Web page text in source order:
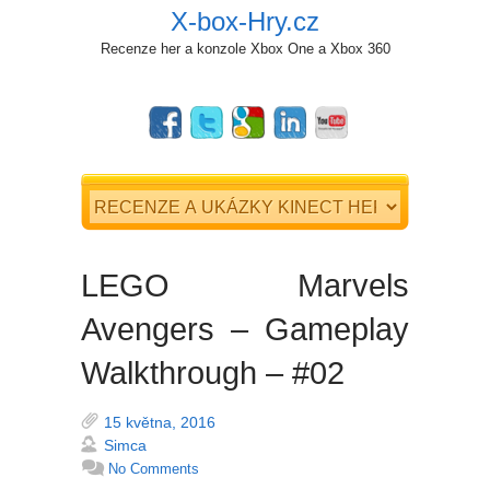
X-box-Hry.cz
Recenze her a konzole Xbox One a Xbox 360
LEGO Marvels
Avengers – Gameplay
Walkthrough – #02
15 května, 2016
Simca
No Comments